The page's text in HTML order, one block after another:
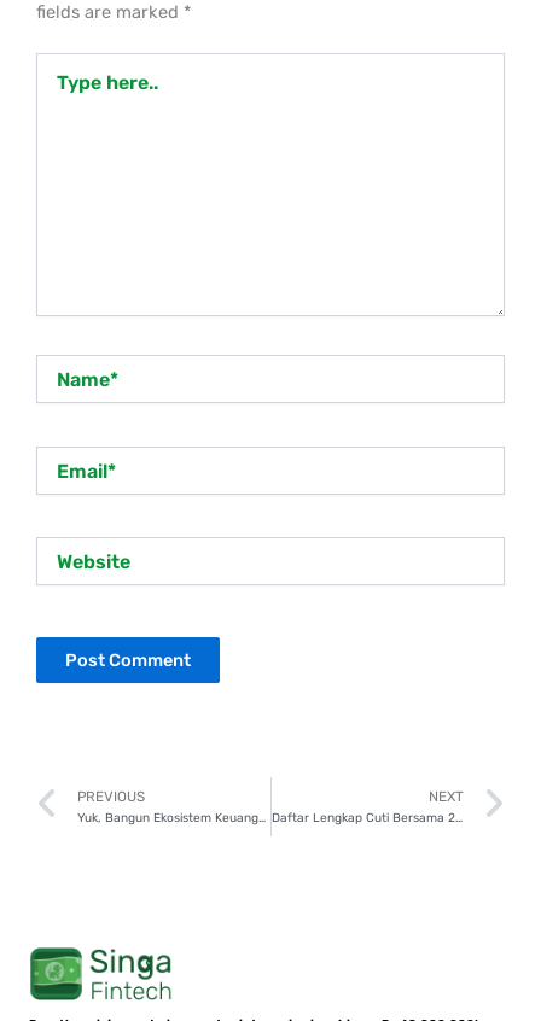
fields are marked *
here..
Prev
PREVIOUS
Yuk, Bangun Ekosistem Keuangan Digital dengan 6 Langkah!
NEXT
Daftar Lengkap Cuti Bersama 2025